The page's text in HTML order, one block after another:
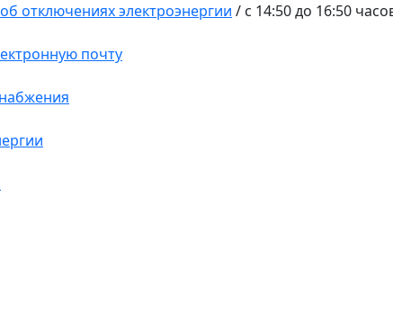
отключениях электроэнергии / с 14:50 до 16:50
почту